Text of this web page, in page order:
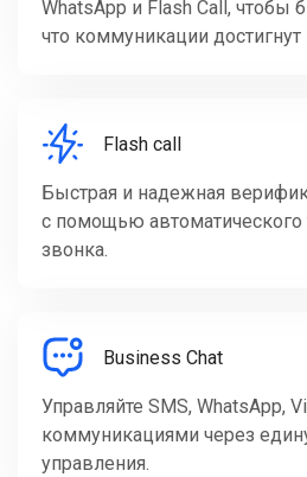
WhatsApp и Flash Call, чтобы
что коммуникации достигнут
Flash call
Быстрая и надежная
с помощью автоматического
звонка.
Business Chat
Управляйте SMS, WhatsApp,
коммуникациями через
управления.